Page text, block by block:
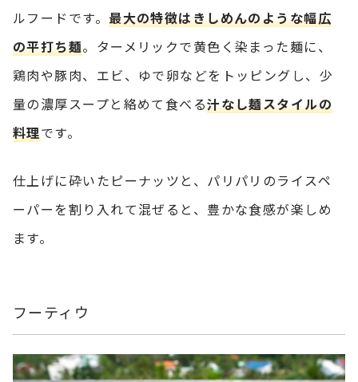
ルフードです。最大の特徴はきしめんのような幅広
の平打ち麺。ターメリックで黄色く染まった麺に、
鶏肉や豚肉、エビ、ゆで卵などをトッピングし、少
量の濃厚スープと絡めて食べる汁なし麺スタイルの
料理です。
仕上げに砕いたピーナッツと、パリパリのライスペ
ーパーを割り入れて混ぜると、豊かな食感が楽しめ
ます。
フーティウ